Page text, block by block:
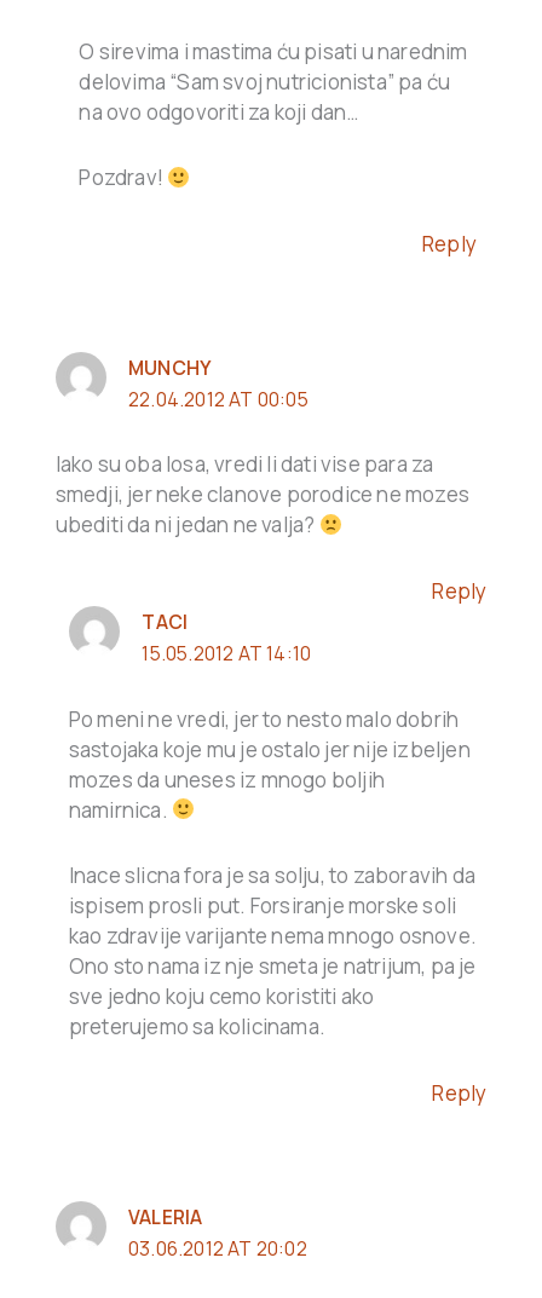
O sirevima i mastima ću pisati u narednim
delovima “Sam svoj nutricionista” pa ću
na ovo odgovoriti za koji dan…
Pozdrav!
Reply
MUNCHY
22.04.2012 AT 00:05
Iako su oba losa, vredi li dati vise para za
smedji, jer neke clanove porodice ne mozes
ubediti da ni jedan ne valja?
Reply
TACI
15.05.2012 AT 14:10
Po meni ne vredi, jer to nesto malo dobrih
sastojaka koje mu je ostalo jer nije izbeljen
mozes da uneses iz mnogo boljih
namirnica.
Inace slicna fora je sa solju, to zaboravih da
ispisem prosli put. Forsiranje morske soli
kao zdravije varijante nema mnogo osnove.
Ono sto nama iz nje smeta je natrijum, pa je
sve jedno koju cemo koristiti ako
preterujemo sa kolicinama.
Reply
VALERIA
03.06.2012 AT 20:02